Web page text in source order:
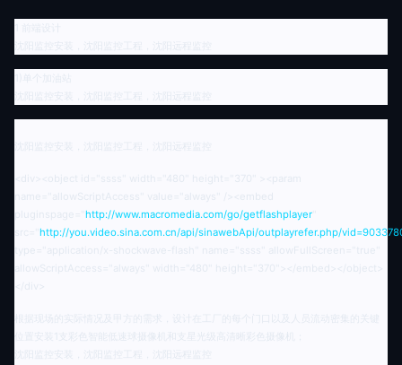
沈阳监控安装，沈阳监控工程，沈阳远程监控
沈阳监控安装，沈阳监控工程，沈阳远程监控
沈阳监控安装，沈阳监控工程，沈阳远程监控
<div><object id="ssss" width="480" height="370" ><param
name="allowScriptAccess" value="always" /><embed
pluginspage=" http://www.macromedia.com/go/getflashplayer
src=" http://you.video.sina.com.cn/api/sinawebApi/outplayrefer.php/
type="application/x-shockwave-flash" name="ssss" allowFullScreen="true"
allowScriptAccess="always" width="480" height="370"></embed></object>
根据现场的实际情况及甲方的需求，设计在工厂的每个门口以及人员流动密集的关键
位置安装1支彩色智能低速球摄像机和支星光级高清晰彩色摄像机；
沈阳监控安装，沈阳监控工程，沈阳远程监控